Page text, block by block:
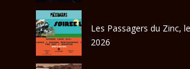
Les Passagers du Zinc,
2026